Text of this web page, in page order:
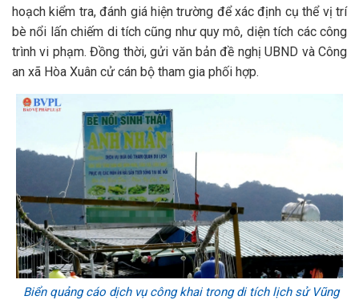
hoạch kiểm tra, đánh giá hiện trường để xác định cụ thể vị trí
bè nổi lấn chiếm di tích cũng như quy mô, diện tích các công
trình vi phạm. Đồng thời, gửi văn bản đề nghị UBND và Công
an xã Hòa Xuân cử cán bộ tham gia phối hợp.
Biển quảng cáo dịch vụ công khai trong di tích lịch sử Vũng